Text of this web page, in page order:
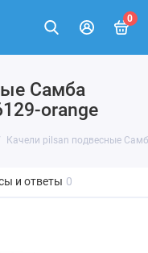
0
Самба
orange
Качели pilsan подвесные
и ответы 0